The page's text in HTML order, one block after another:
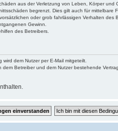
aus der Verletzung von Leben, Körper
begrenzt. Dies gilt auch für mittelbare
oder grob fahrlässigen Verhalten
Gewinn.
des Betreibers.
dem Nutzer per E-Mail mitgeteilt.
Betreiber und dem Nutzer bestehende